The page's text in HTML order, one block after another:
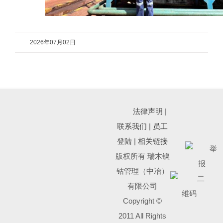
2026年07月02日
法律声明 |
联系我们 | 员工
登陆 |相关链接
版权所有 瑞木镍
钴管理（中冶）
有限公司
Copyright ©
2011 All Rights